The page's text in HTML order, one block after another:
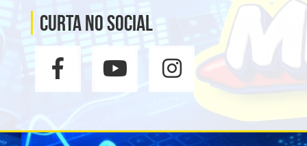
Curta no social